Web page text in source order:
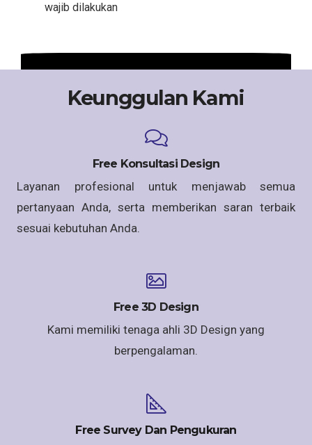
wajib dilakukan
Keunggulan Kami
Free Konsultasi Design
Layanan profesional untuk menjawab semua
pertanyaan Anda, serta memberikan saran terbaik
sesuai kebutuhan Anda.
Free 3D Design
Kami memiliki tenaga ahli 3D Design yang
berpengalaman.
Free Survey Dan Pengukuran